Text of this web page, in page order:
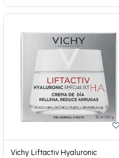
Vichy Liftactiv Hyaluronic